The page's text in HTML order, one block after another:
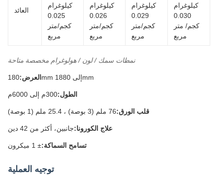
العائد
كيلوغرام
0.025
كجم/متر
مربع
كيلوغرام
0.026
كجم/متر
مربع
كيلوغرام
0.029
كجم/متر
مربع
كيلوغرام
0.030
كجم/ متر
مربع
نمطات سمك / لون / هولوغرام مخصصة متاحة
العرض: 180mm إلى 1880mm
الطول:300م إلى 6000م
قلب الورق:76 ملم (3 بوصة) ، 25.4 ملم (1 بوصة)
علاج الكورونا:جانبين، أكثر من 42 دين
تسامح السماكة:± 1 ميكرون
توجيه العملية